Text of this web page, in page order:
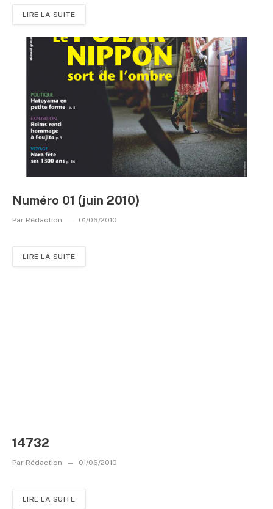
LIRE LA SUITE
Numéro 01 (juin 2010)
Par Rédaction 01/06/2010
LIRE LA SUITE
14732
Par Rédaction 01/06/2010
LIRE LA SUITE